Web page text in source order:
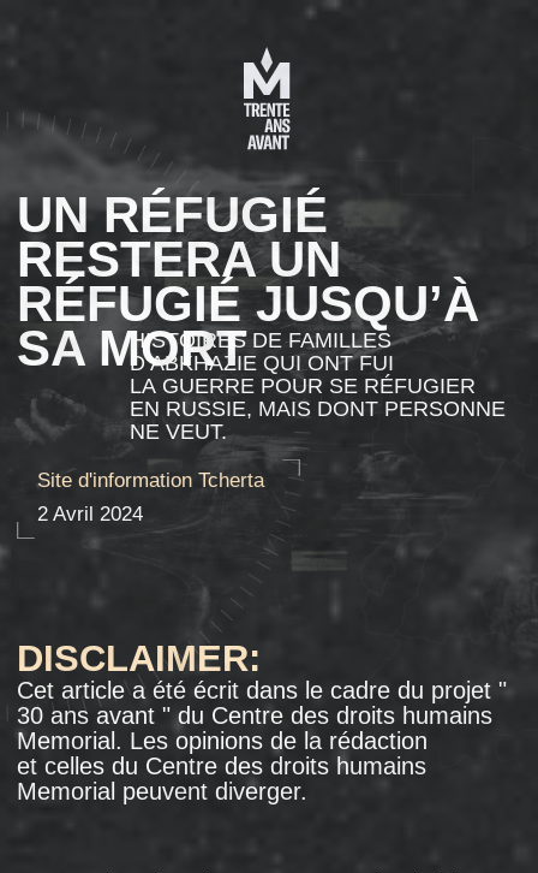
UN RÉFUGIÉ
RESTERA UN
RÉFUGIÉ JUSQU’À
SA MORT
HISTOIRES DE FAMILLES
D’ABKHAZIE QUI ONT FUI
LA GUERRE POUR SE RÉFUGIER
EN RUSSIE, MAIS DONT PERSONNE
NE VEUT.
La Russie mène des guerres, et des habitants
des pays avec lesquels elle est en guerre
fuient vers la Russie. Ils le font pour différentes
raisons: certains croient au rôle libérateur
du pays, d’autres y ont de la famille, et
d’autres enfin le perçoivent simplement comme
un grand pays offrant de nombreuses
opportunités. Bien que les autorités russes
ne cessent de répéter qu’elles mènent ces
guerres pour le bien des populations de ces
2 Avril 2024
Site d'information Tcherta
DISCLAIMER:
Cet article a été écrit dans le cadre du projet "
30 ans avant " du Centre des droits humains
Memorial. Les opinions de la rédaction
et celles du Centre des droits humains